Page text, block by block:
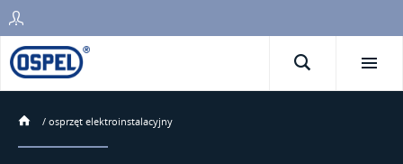
/ osprzęt elektroinstalacyjny